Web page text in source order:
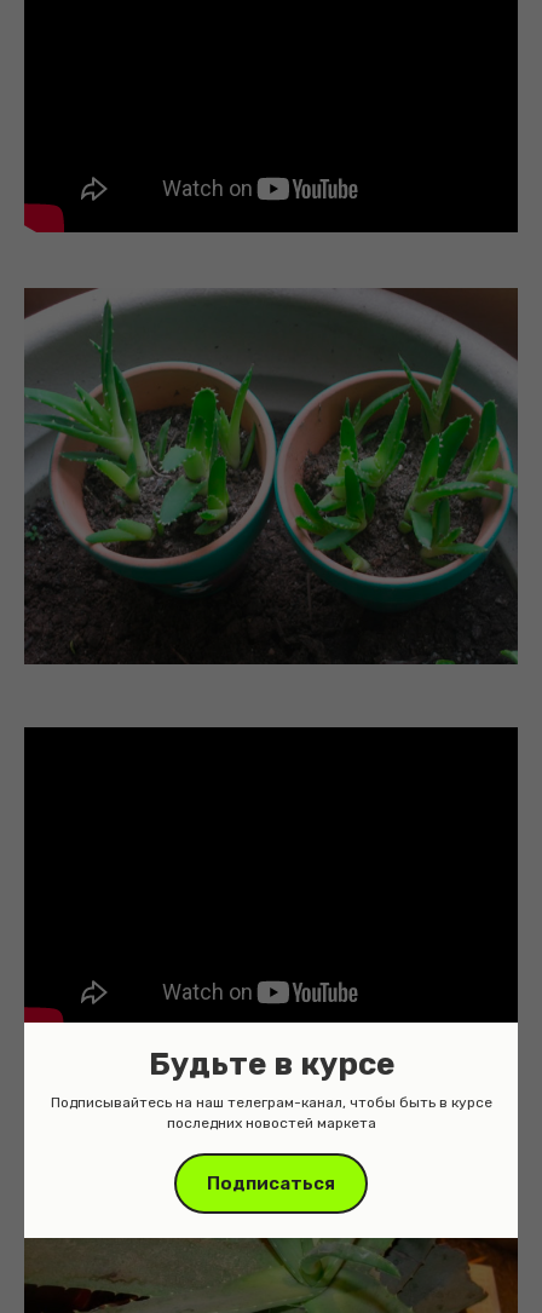
Будьте в курсе
Подписывайтесь на наш телеграм-канал, чтобы быть в курсе
последних новостей маркета
Подписаться